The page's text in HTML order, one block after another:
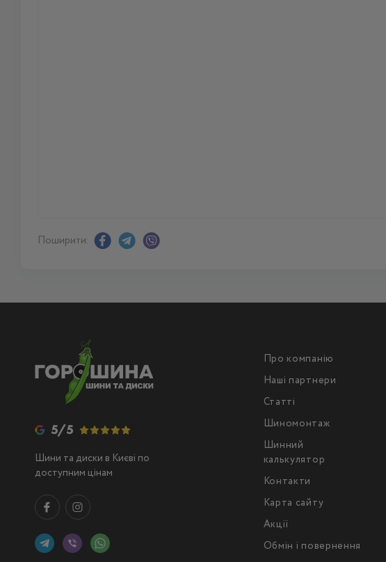
Поширити:
5/5
Шини та диски в Києві по
доступним цінам
Про компанію
Наші партнери
Статті
Шиномонтаж
Шинний
калькулятор
Контакти
Карта сайту
Акції
Обмін і повернення